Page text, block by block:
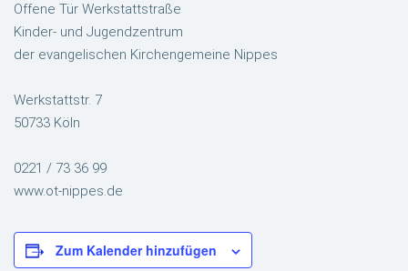
Offene Tür Werkstattstraße
Kinder- und Jugendzentrum
der evangelischen Kirchengemeine Nippes
Werkstattstr. 7
50733 Köln
0221 / 73 36 99
www.ot-nippes.de
Zum Kalender hinzufügen